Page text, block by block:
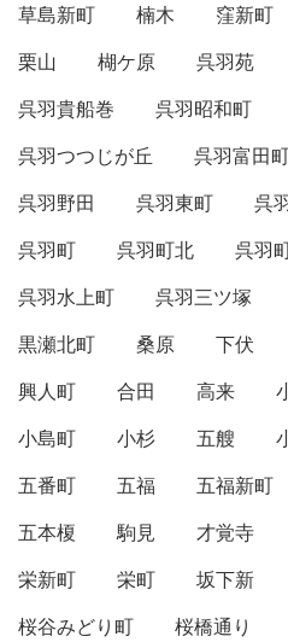
草島新町
楠木 窪新町
栗山
楜ケ原 呉羽苑
呉羽貴船巻
呉羽昭和町
呉羽つつじが丘
呉羽富田
呉羽野田
呉羽東町 呉
呉羽町
呉羽町北 呉羽
呉羽水上町
呉羽三ツ塚
黒瀬北町
桑原 下伏
興人町
合田 高来
小島町
小杉 五艘
五番町
五福 五福新町
五本榎
駒見 才覚寺
栄新町
栄町 坂下新
桜谷みどり町
桜橋通り